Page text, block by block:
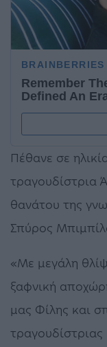
Πέθανε σε
τραγουδίστρια
θανάτου της
Σπύρος
«Με μεγάλη
ξαφνική
μας Φίλης και